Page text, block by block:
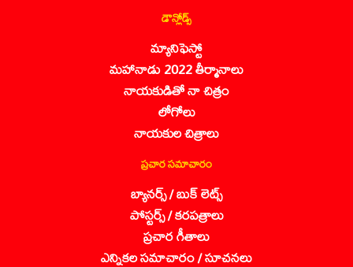
డౌన్లోడ్స్
మ్యానిఫెస్టో
మహానాడు 2022 తీర్మానాలు
నాయకుడితో నా చిత్రం
లోగోలు
నాయకుల చిత్రాలు
ప్రచార సమాచారం
బ్యానర్స్ / బుక్ లెట్స్
పోస్టర్స్ / కరపత్రాలు
ప్రచార గీతాలు
ఎన్నికల సమాచారం / సూచనలు